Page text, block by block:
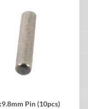
Pin (10pcs)